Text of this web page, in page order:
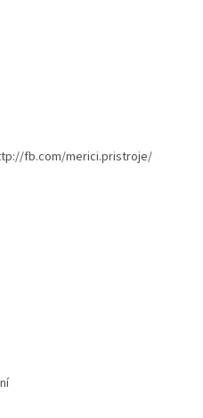
fb.com/merici.pristroje/